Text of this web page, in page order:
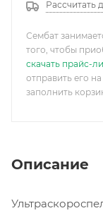
Рассчитать
Сембат
того, чтобы
скачать прайс-
отправить его
заполнить
Описание